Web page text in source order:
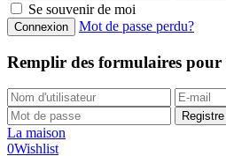
Se souvenir de moi
Connexion Mot de passe perdu?
Remplir des formulaires pour
Registre
La maison
0Wishlist